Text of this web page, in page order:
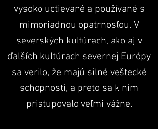
vysoko uctievané a používané s
mimoriadnou opatrnosťou. V
severských kultúrach, ako aj v
ďalších kultúrach severnej Európy
sa verilo, že majú silné veštecké
schopnosti, a preto sa k nim
pristupovalo veľmi vážne.